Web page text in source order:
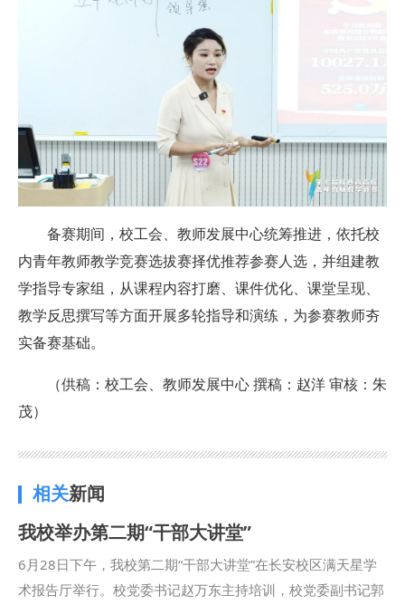
备赛期间，校工会、教师发展中心统筹推进，依托校
内青年教师教学竞赛选拔赛择优推荐参赛人选，并组建教
学指导专家组，从课程内容打磨、课件优化、课堂呈现、
教学反思撰写等方面开展多轮指导和演练，为参赛教师夯
实备赛基础。
（供稿：校工会、教师发展中心 撰稿：赵洋 审核：朱
茂）
相关新闻
我校举办第二期“干部大讲堂”
6月28日下午，我校第二期“干部大讲堂”在长安校区满天星学
术报告厅举行。校党委书记赵万东主持培训，校党委副书记郭